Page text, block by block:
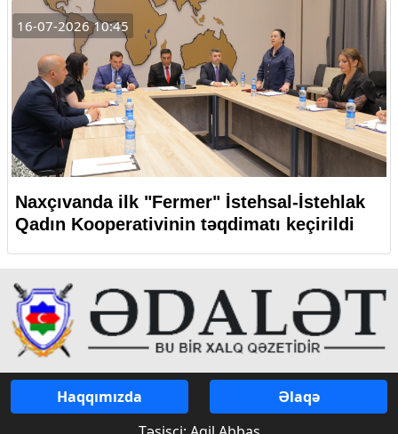
16-07-2026 10:45
Naxçıvanda ilk "Fermer" İstehsal-İstehlak
Qadın Kooperativinin təqdimatı keçirildi
Haqqımızda
Əlaqə